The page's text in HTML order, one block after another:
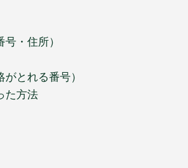
号・住所）
とれる番号）
た方法